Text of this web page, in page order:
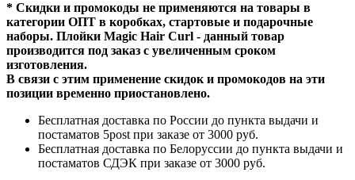
* Скидки и промокоды не применяются на товары в
категории ОПТ в коробках, стартовые и подарочные
наборы. Плойки Magic Hair Curl - данный товар
производится под заказ с увеличенным сроком
изготовления.
В связи с этим применение скидок и промокодов на эти
позиции временно приостановлено.
Бесплатная доставка по России до пункта выдачи и
постаматов 5post при заказе от 3000 руб.
Бесплатная доставка по Белоруссии до пункта выдачи и
постаматов СДЭК при заказе от 3000 руб.